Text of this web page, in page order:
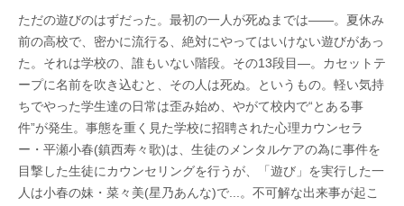
ただの遊びのはずだった。最初の一人が死ぬまでは――。夏休み
前の高校で、密かに流行る、絶対にやってはいけない遊びがあっ
た。それは学校の、誰もいない階段。その13段目—。カセットテ
ープに名前を吹き込むと、その人は死ぬ。というもの。軽い気持
ちでやった学生達の日常は歪み始め、やがて校内で“とある事
件”が発生。事態を重く見た学校に招聘された心理カウンセラ
ー・平瀬小春(鎮西寿々歌)は、生徒のメンタルケアの為に事件を
目撃した生徒にカウンセリングを行うが、「遊び」を実行した一
人は小春の妹・菜々美(星乃あんな)で...。不可解な出来事が起こ